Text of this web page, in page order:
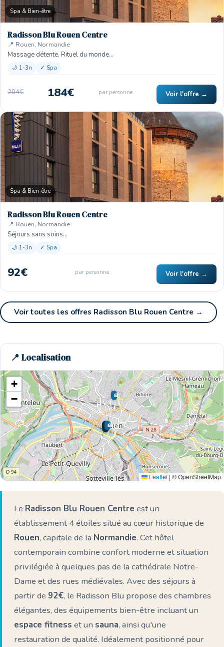
Spa & Bien-être
Radisson Blu Rouen Centre
📍 Rouen, Normandie
Massage détente, Rituel du monde…
🌙 1-3n ✓ Spa
204€ 184€ par personne Voir l'offre →
Spa & Bien-être
Radisson Blu Rouen Centre
📍 Rouen, Normandie
Séjours sans soins…
🌙 1-3n ✓ Spa
92€ par personne Voir l'offre →
Voir toutes les offres Radisson Blu Rouen Centre →
📍 Localisation
🌊 Ici
🏨
🏨
+
−
Leaflet| © OpenStreetMap
Le Radisson Blu Rouen Centre est un
établissement 4 étoiles situé au cœur historique de
Rouen, capitale de la Normandie. Cet hôtel
contemporain combine confort moderne et situation
privilégiée à quelques pas de la cathédrale Notre-
Dame et des rues médiévales. Avec des séjours à
partir de 92€, le Radisson Blu propose des chambres
élégantes, des équipements bien-être incluant un
espace fitness et un sauna, ainsi qu'une
restauration de qualité. Idéalement positionné pour